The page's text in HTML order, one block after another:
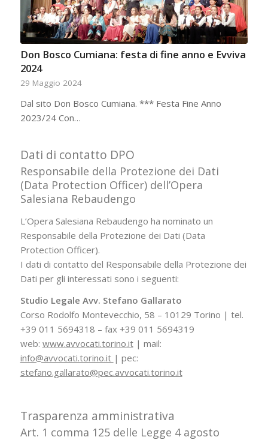
Don Bosco Cumiana: festa di fine anno e Evviva
2024
29 Maggio 2024
Dal sito Don Bosco Cumiana. *** Festa Fine Anno
2023/24 Con…
Dati di contatto DPO
Responsabile della Protezione dei Dati
(Data Protection Officer) dell’Opera
Salesiana Rebaudengo
L’Opera Salesiana Rebaudengo ha nominato un
Responsabile della Protezione dei Dati (Data
Protection Officer).
I dati di contatto del Responsabile della Protezione dei
Dati per gli interessati sono i seguenti:
Studio Legale Avv. Stefano Gallarato
Corso Rodolfo Montevecchio, 58 – 10129 Torino | tel.
+39 011 5694318 – fax +39 011 5694319
web: www.avvocati.torino.it| mail:
info@avvocati.torino.it | pec:
stefano.gallarato@pec.avvocati.torino.it
Trasparenza amministrativa
Art. 1 comma 125 delle Legge 4 agosto